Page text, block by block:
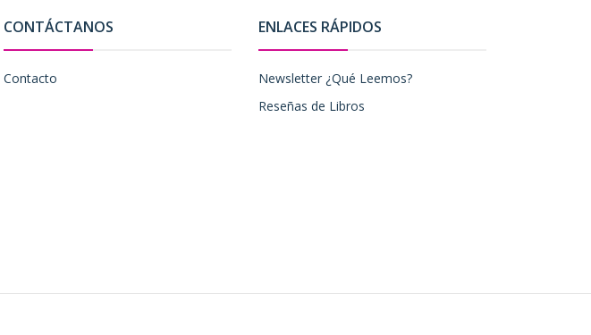
CONTÁCTANOS
Contacto
ENLACES RÁPIDOS
Newsletter ¿Qué Leemos?
Reseñas de Libros